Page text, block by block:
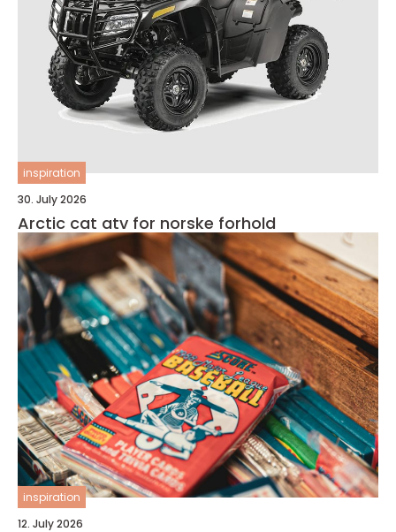
inspiration
30. July 2026
Arctic cat atv for norske forhold
inspiration
12. July 2026